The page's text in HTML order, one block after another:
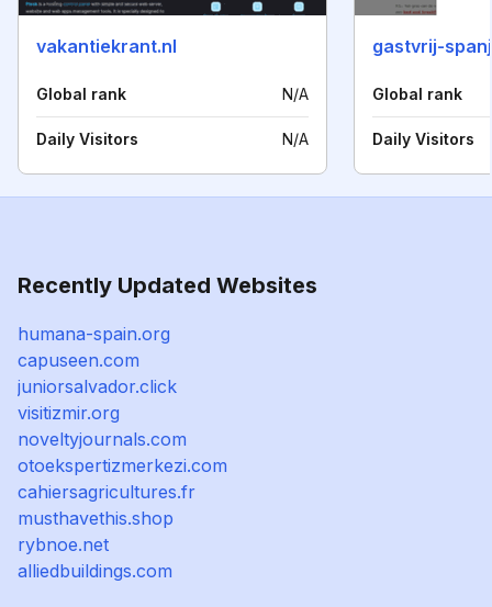
vakantiekrant.nl
Global rank N/A
Daily Visitors N/A
gastvrij-
Global rank
Daily Visitors
Recently Updated Websites
humana-spain.org
capuseen.com
juniorsalvador.click
visitizmir.org
noveltyjournals.com
otoekspertizmerkezi.com
cahiersagricultures.fr
musthavethis.shop
rybnoe.net
alliedbuildings.com